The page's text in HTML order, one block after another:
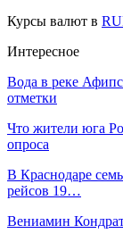
Курсы валют в
Интересное
Вода в реке
отметки
Что жители юга
опроса
В Краснодаре
рейсов 19…
Вениамин